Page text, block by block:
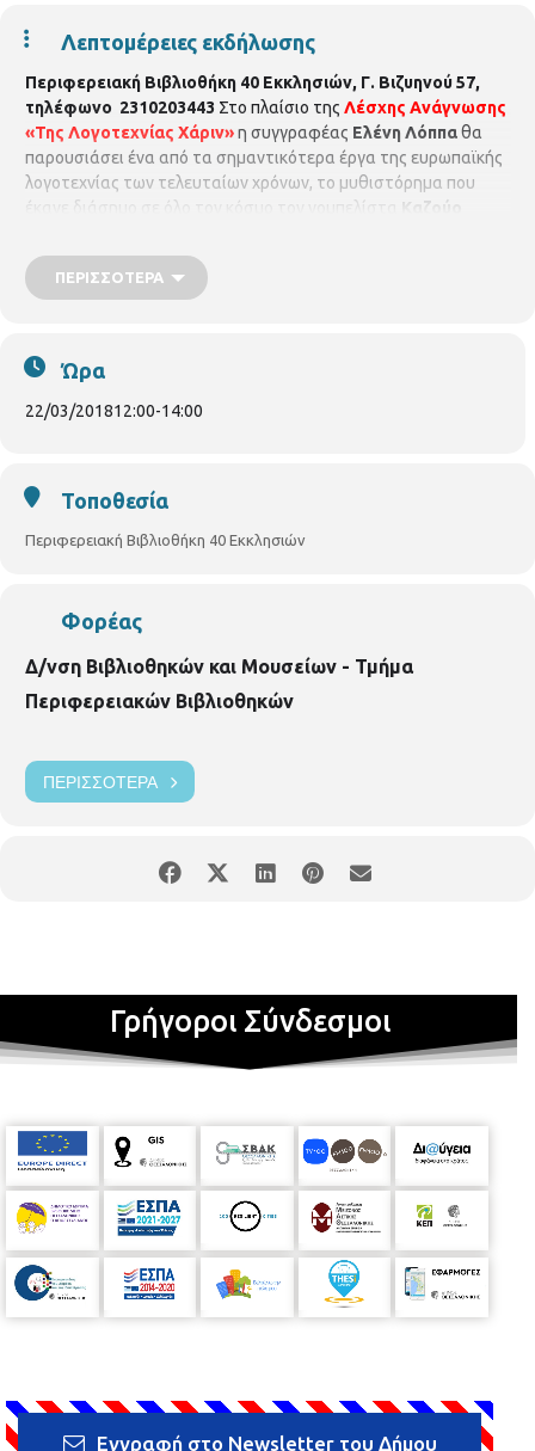
Λεπτομέρειες εκδήλωσης
Περιφερειακή Βιβλιοθήκη 40 Εκκλησιών, Γ. Βιζυηνού 57,
τηλέφωνο 2310203443 Στο πλαίσιο της Λέσχης Ανάγνωσης
«Της Λογοτεχνίας Χάριν»η συγγραφέας Ελένη Λόππαθα
παρουσιάσει ένα από τα σημαντικότερα έργα της ευρωπαϊκής
λογοτεχνίας των τελευταίων χρόνων, το μυθιστόρημα που
έκανε διάσημο σε όλο τον κόσμο τον νομπελίστα
Kαζούο
μιας μέρας»Συντονίστρια η συγγραφέας
ακολουθήσει συζήτηση για το βιβλίο και την ομώνυμη
ΠΕΡΙΣΣΌΤΕΡΑ
Ώρα
22/03/201812:00-14:00
Τοποθεσία
Περιφερειακή Βιβλιοθήκη 40 Εκκλησιών
Φορέας
Δ/νση Βιβλιοθηκών και Μουσείων - Τμήμα
Περιφερειακών Βιβλιοθηκών
ΠΕΡΙΣΣΌΤΕΡΑ
Γρήγοροι Σύνδεσμοι
Εγγραφή στο Newsletter του Δήμου